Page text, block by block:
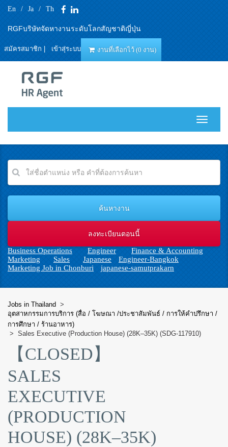
En / Ja / Th
RGFบริษัทจัดหางานระดับโลกสัญชาติญี่ปุ่น
สมัครสมาชิก| เข้าสุ่ระบบ งานที่เลือกไว้ (0 งาน)
T
e
i
g
Business Operations Engineer
Finance & Accounting
Marketing
Sales Japanese
Engineer-Bangkok
Marketing Job in Chonburi
japanese-samutprakarn
Jobs in Thailand >
อุตสาหกรรมการบริการ (สื่อ / โฆษณา /ประชาสัมพันธ์ / การให้คำปรึกษา /
การศึกษา / ร้านอาหาร)
> Sales Executive (Production House) (28K–35K) (SDG-117910)
【CLOSED】
SALES
EXECUTIVE
(PRODUCTION
HOUSE) (28K–35K)